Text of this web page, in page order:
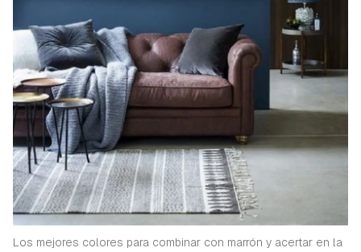
Los mejores colores para combinar con marrón y acertar en la